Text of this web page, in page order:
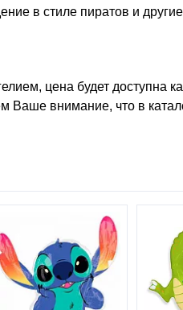
в стиле пиратов и
цена будет доступна
Ваше внимание, что в